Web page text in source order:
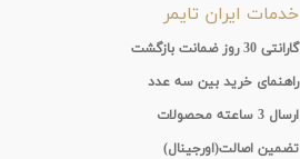
خدمات ایران تایمر
گارانتی 30 روز ضمانت بازگشت
راهنمای خرید بین سه عدد
ارسال 3 ساعته محصولات
تضمین اصالت(اورجینال)